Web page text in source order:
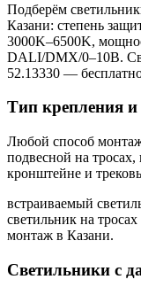
Подберём
Казани: степень
3000K–6500K,
DALI/DMX/0–10В.
52.13330 —
Тип крепления
Любой способ
подвесной на
кронштейне и
встраиваемый
светильник на
монтаж в Казани.
Светильники с